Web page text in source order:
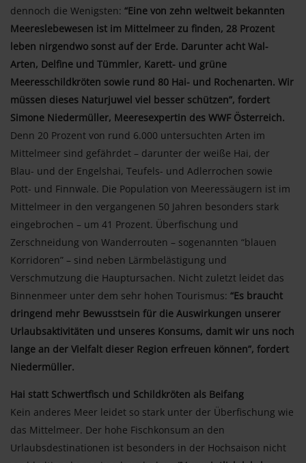
dennoch die Wenigsten: “Eine von zehn weltweit bekannten
Meereslebewesen ist im Mittelmeer zu finden, 28 Prozent
leben nirgendwo sonst auf der Erde. Darunter acht Wal-
Arten, Delfine und Tümmler, Karett- und grüne
Meeresschildkröten sowie rund 80 Hai- und Rochenarten. Wir
müssen dieses Naturjuwel viel besser schützen”, fordert
Simone Niedermüller, Meeresexpertin des WWF Österreich.
Denn 20 Prozent von rund 6.000 untersuchten Arten im
Mittelmeer sind gefährdet – darunter der weiße Hai, der
Blau- und der Engelshai, Teufels- und Adlerrochen sowie
Pott- und Finnwale. Die Population von Meeressäugern ist im
Mittelmeer in den vergangenen 50 Jahren besonders stark
eingebrochen – um 41 Prozent. Überfischung und
Zerschneidung von Wanderrouten – sogenannten “blauen
Korridoren” – sind neben Lärmbelästigung und
Verschmutzung die Hauptursachen. Nicht zuletzt leidet das
Binnenmeer unter dem sehr hohen Tourismus: “Es braucht
dringend mehr Bewusstsein für die Auswirkungen unserer
Urlaubsaktivitäten und unseres Konsums, damit wir uns noch
lange an der Vielfalt dieser Region erfreuen können”, fordert
Niedermüller.
Hai statt Schwertfisch und Schildkröten als Beifang
Kein anderes Meer leidet so stark unter der Überfischung wie
das Mittelmeer. Der hohe Fischkonsum an den
Urlaubsdestinationen ist besonders in der Hochsaison nicht